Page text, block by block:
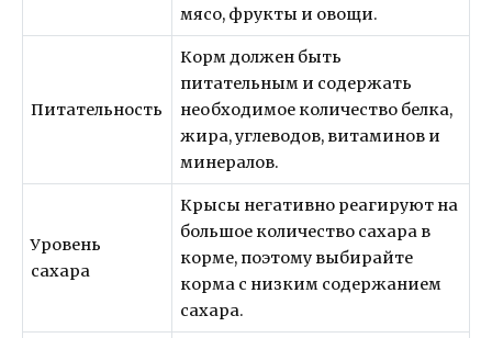
мясо, фрукты и овощи.
Питательность
Корм должен быть
питательным и содержать
необходимое количество белка,
жира, углеводов, витаминов и
минералов.
Уровень
сахара
Крысы негативно реагируют на
большое количество сахара в
корме, поэтому выбирайте
корма с низким содержанием
сахара.